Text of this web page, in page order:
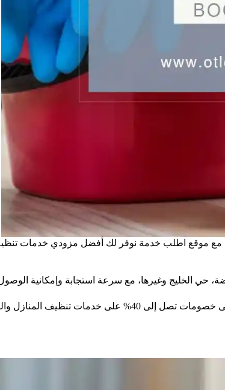
موقع اطلب خدمة نوفر لك أفضل مزودي خدمات تنظيف
حي الخليج وغيرها، مع سرعة استجابة وإمكانية
📞 تواصل الآن مع فريق اطلب خدمة على الرقم 0591730338